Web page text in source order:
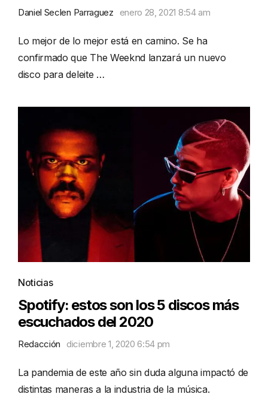
Daniel Seclen Parraguez enero 28, 2021 8:54 am
Lo mejor de lo mejor está en camino. Se ha
confirmado que The Weeknd lanzará un nuevo
disco para deleite …
Noticias
Spotify: estos son los 5 discos más
escuchados del 2020
Redacción diciembre 1, 2020 6:54 pm
La pandemia de este año sin duda alguna impactó de
distintas maneras a la industria de la música.